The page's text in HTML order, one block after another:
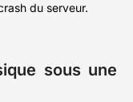
du serveur.
sous une